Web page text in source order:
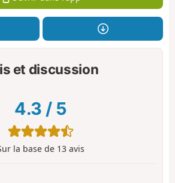
et discussion
4.3 / 5
la base de 13 avis